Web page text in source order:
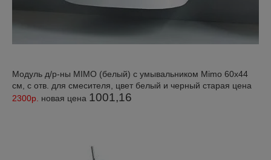
Модуль д/р-ны MIMO (белый) с умывальником Mimo 60x44
см, с отв. для смесителя, цвет белый и черный старая цена
2300р. новая цена 1001,16